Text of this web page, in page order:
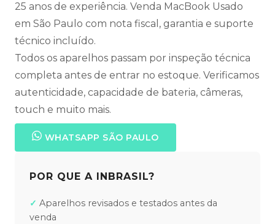
25 anos de experiência. Venda MacBook Usado
em São Paulo com nota fiscal, garantia e suporte
técnico incluído.
Todos os aparelhos passam por inspeção técnica
completa antes de entrar no estoque. Verificamos
autenticidade, capacidade de bateria, câmeras,
touch e muito mais.
WHATSAPP SÃO PAULO
POR QUE A INBRASIL?
Aparelhos revisados e testados antes da
venda